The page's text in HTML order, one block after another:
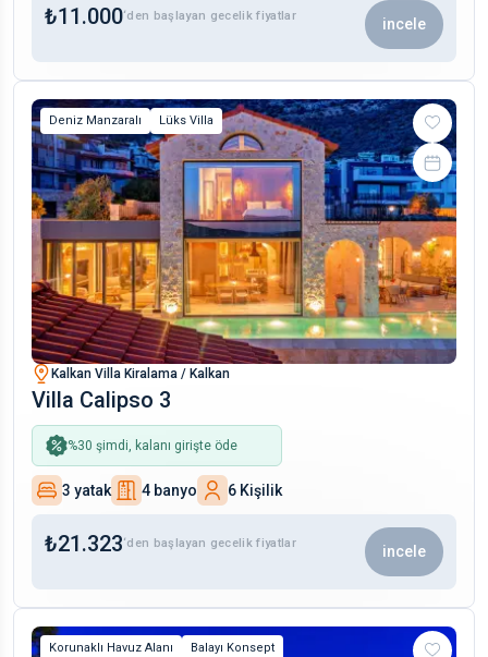
₺11.000‘den başlayan gecelik fiyatlar incele
Deniz Manzaralı Lüks Villa
Kalkan Villa Kiralama / Kalkan
Villa Calipso 3
%30 şimdi, kalanı girişte öde
3 yatak 4 banyo 6 Kişilik
₺21.323‘den başlayan gecelik fiyatlar incele
Korunaklı Havuz Alanı Balayı Konsept